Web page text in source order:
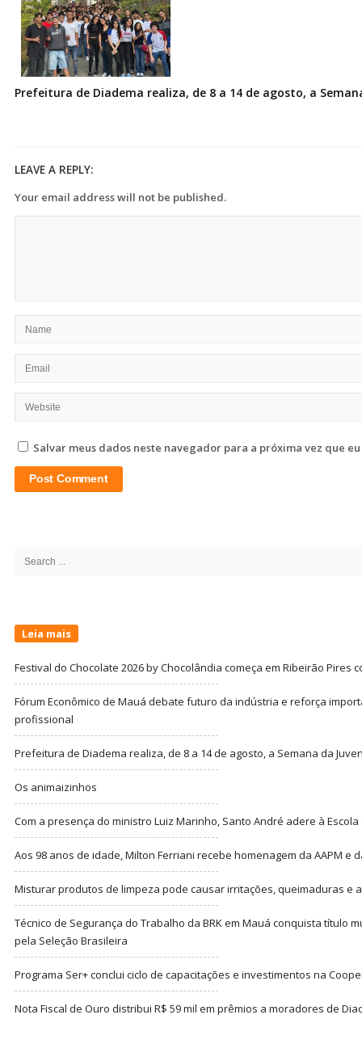
Prefeitura de Diadema realiza, de 8 a 14 de agosto, a
LEAVE A REPLY:
Your email address will not be published.
Salvar meus dados neste navegador para a próxima vez que
Search
Leia mais
Festival do Chocolate 2026 by Chocolândia começa em Ribeirão Pires
Fórum Econômico de Mauá debate futuro da indústria e reforça
profissional
Prefeitura de Diadema realiza, de 8 a 14 de agosto, a Semana da
Os animaizinhos
Com a presença do ministro Luiz Marinho, Santo André adere à
Aos 98 anos de idade, Milton Ferriani recebe homenagem da AAPM e
Misturar produtos de limpeza pode causar irritações, queimaduras e
Técnico de Segurança do Trabalho da BRK em Mauá conquista título
pela Seleção Brasileira
Programa Ser+ conclui ciclo de capacitações e investimentos na
Nota Fiscal de Ouro distribui R$ 59 mil em prêmios a moradores de